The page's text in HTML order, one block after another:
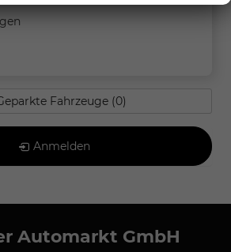
Fahrzeuge (0)
Anmelden
Automarkt GmbH